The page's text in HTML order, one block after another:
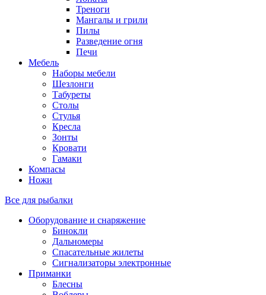
Треноги
Мангалы и грили
Пилы
Разведение огня
Печи
Мебель
Наборы мебели
Шезлонги
Табуреты
Столы
Стулья
Кресла
Зонты
Кровати
Гамаки
Компасы
Ножи
Все для рыбалки
Оборудование и снаряжение
Бинокли
Дальномеры
Спасательные жилеты
Сигнализаторы электронные
Приманки
Блесны